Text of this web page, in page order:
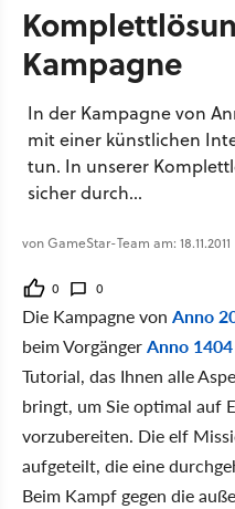
Kampagne
In der Kampagne von
mit einer künstlichen
tun. In unserer
sicher durch...
von GameStar-Team am: 18.11.2011
0 0
Die Kampagne von Anno
beim VorgängerAnno 1404
Tutorial, das Ihnen alle
bringt, um Sie optimal auf
vorzubereiten. Die elf
aufgeteilt, die eine
Beim Kampf gegen die